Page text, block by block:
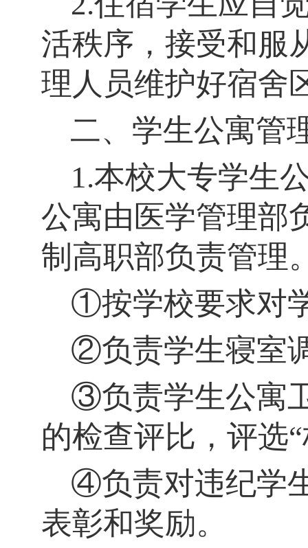
活秩序，接受和服
理人员维护好宿舍
二、学生公寓管
1.本校大专学生
公寓由医学管理部
制高职部负责管理
①按学校要求对
②负责学生寝室
③负责学生公寓
的检查评比，评选
④负责对违纪学
表彰和奖励。